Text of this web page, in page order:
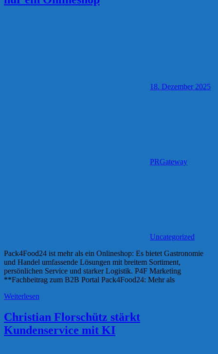
18. Dezember 2025
PRGateway
Uncategorized
Pack4Food24 ist mehr als ein Onlineshop: Es bietet Gastronomie
und Handel umfassende Lösungen mit breitem Sortiment,
persönlichen Service und starker Logistik. P4F Marketing
**Fachbeitrag zum B2B Portal Pack4Food24: Mehr als
Weiterlesen
Christian Florschütz stärkt
Kundenservice mit KI